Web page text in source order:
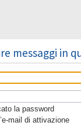
messaggi in
la password
mail di attivazione